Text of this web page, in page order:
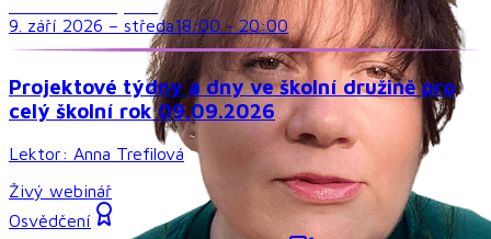
9. září 2026 – středa18:00 - 20:00
Projektové týdny a dny ve školní družině pro
celý školní rok 09.09.2026
Lektor: Anna Trefilová
Živý webinář
Osvědčení